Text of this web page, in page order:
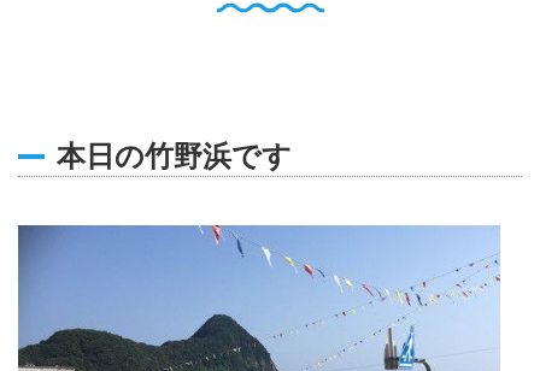
お電話受付時間 9:00〜17:00
本日の竹野浜です